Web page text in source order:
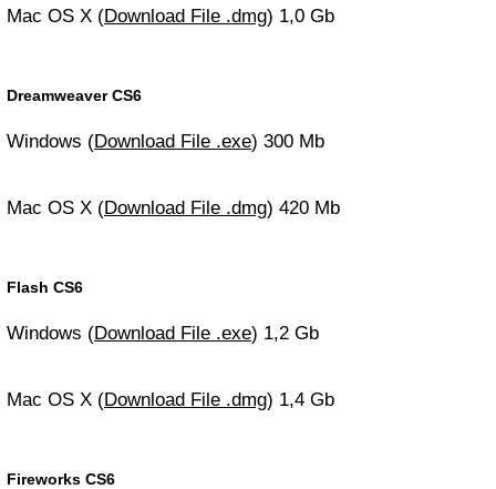
Mac OS X (Download File .dmg) 1,0 Gb
Dreamweaver CS6
Windows (Download File .exe) 300 Mb
Mac OS X (Download File .dmg) 420 Mb
Flash CS6
Windows (Download File .exe) 1,2 Gb
Mac OS X (Download File .dmg) 1,4 Gb
Fireworks CS6